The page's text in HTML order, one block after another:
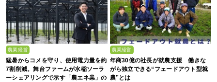
農業経営
猛暑からコメを守り、使用電力量を約
7割削減。舞台ファームが水稲ソーラ
ーシェアリングで示す「農エネ業」の
農業経営
年商30億の社長が就農支援 働きな
がら独立できる“フェードアウト型就
農”とは